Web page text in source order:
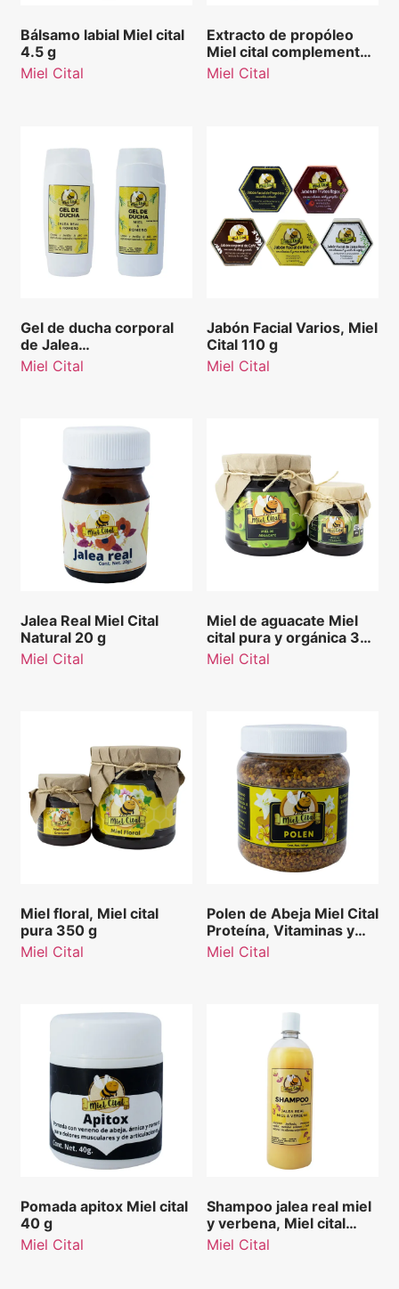
Bálsamo labial Miel cital
4.5 g
Miel Cital
Extracto de propóleo
Miel cital complemento
alimenticio 30 ml
Miel Cital
Gel de ducha corporal
de Jalea
Real&Romero/Miel&Romero,
Miel Cita 550 ml
Miel Cital
Jabón Facial Varios, Miel
Cital 110 g
Miel Cital
Jalea Real Miel Cital
Natural 20 g
Miel Cital
Miel de aguacate Miel
cital pura y orgánica 350
g.
Miel Cital
Miel floral, Miel cital
pura 350 g
Miel Cital
Polen de Abeja Miel Cital
Proteína, Vitaminas y
Minerales 160 g
Miel Cital
Pomada apitox Miel cital
40 g
Miel Cital
Shampoo jalea real miel
y verbena, Miel cital
nutrición profunda 1000
Miel Cital